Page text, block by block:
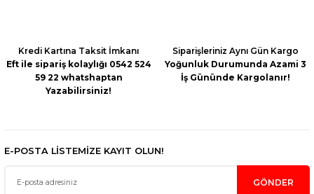
Kredi Kartına Taksit İmkanı
Eft ile sipariş kolaylığı 0542 524
59 22 whatshaptan
Yazabilirsiniz!
Siparişleriniz Aynı Gün Kargo
Yoğunluk Durumunda Azami 3
İş Gününde Kargolanır!
E-POSTA LİSTEMİZE KAYIT OLUN!
GÖNDER